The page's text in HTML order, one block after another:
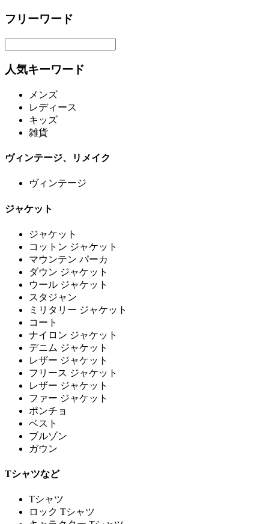
フリーワード
人気キーワード
メンズ
レディース
キッズ
雑貨
ヴィンテージ、リメイク
ヴィンテージ
ジャケット
ジャケット
コットン ジャケット
マウンテン パーカ
ダウン ジャケット
ウール ジャケット
スタジャン
ミリタリー ジャケット
コート
ナイロン ジャケット
デニム ジャケット
レザー ジャケット
フリース ジャケット
レザー ジャケット
ファー ジャケット
ポンチョ
ベスト
ブルゾン
ガウン
Tシャツなど
Tシャツ
ロック Tシャツ